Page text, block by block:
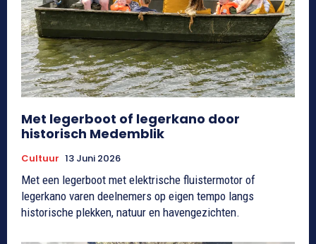
Met legerboot of legerkano door
historisch Medemblik
Cultuur 13 Juni 2026
Met een legerboot met elektrische fluistermotor of
legerkano varen deelnemers op eigen tempo langs
historische plekken, natuur en havengezichten.